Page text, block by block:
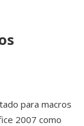
para macros
2007 como